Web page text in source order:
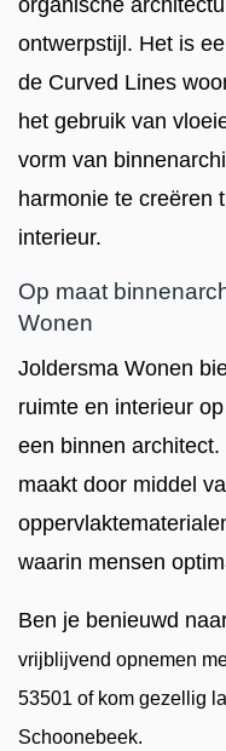
organische
ontwerpstijl. Het is
de Curved Lines
het gebruik van
vorm van
harmonie te creëren
interieur.
Op maat
Wonen
Joldersma Wonen
ruimte en interieur
een binnen
maakt door middel
waarin mensen
Ben je benieuwd
vrijblijvend opnemen
53501 of kom gezellig
Schoonebeek.